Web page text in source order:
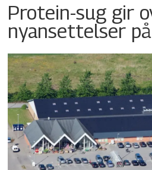
Protein-sug gir
nyansettelser